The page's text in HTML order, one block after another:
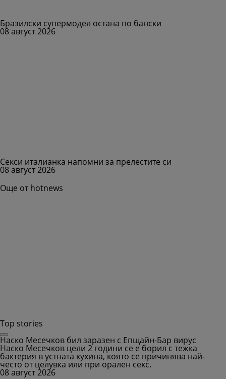
Бразилски супермодел остана по бански
08 август 2026
Секси италианка напомни за прелестите си
08 август 2026
Още от hotnews
Top stories
Наско Месечков бил заразен с Епщайн-Бар вирус
Наско Месечков цели 2 години се е борил с тежка
бактерия в устната кухина, която се причинява най-
често от целувка или при орален секс.
08 август 2026